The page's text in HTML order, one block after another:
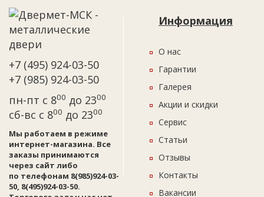
+7 (495) 924-03-50
+7 (985) 924-03-50
пн-пт с 800 до 2300
сб-вс с 800 до 2300
Мы работаем в режиме
интернет-магазина. Все
заказы принимаются
через сайт либо
по телефонам 8(985)924-03-
50, 8(495)924-03-50.
Информация
О нас
Гарантии
Галерея
Акции и скидки
Сервис
Статьи
Отзывы
Контакты
Вакансии